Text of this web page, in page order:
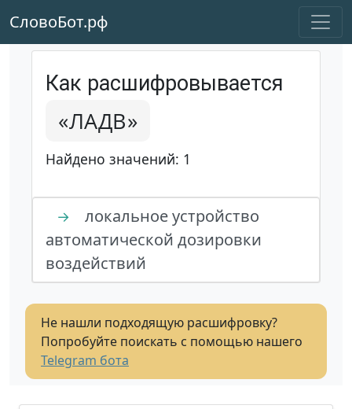
СловоБот.рф
Как расшифровывается
«ЛАДВ»
Найдено значений: 1
→
локальное устройство
автоматической дозировки
воздействий
Не нашли подходящую расшифровку?
Попробуйте поискать с помощью нашего
Telegram бота